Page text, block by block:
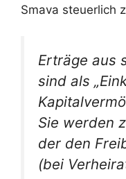
Smava steuerlich
Erträge aus
sind als
Sie werden
der den
(bei